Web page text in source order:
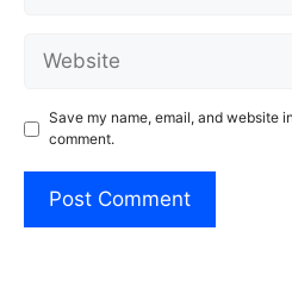
Website
Save my name, email, and website
comment.